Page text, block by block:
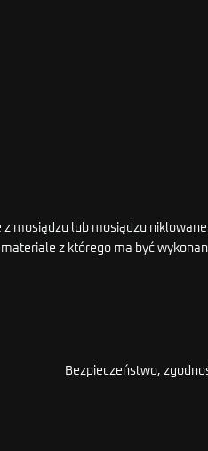
z mosiądzu lub mosiądzu
z którego ma być
Bezpieczeństwo,